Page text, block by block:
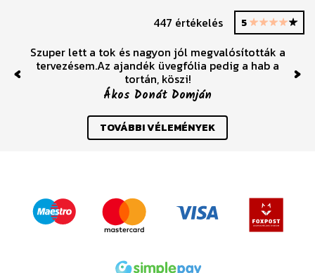
447 értékelés 5
Szuper lett a tok és nagyon jól megvalósították a
tervezésem.Az ajandék üvegfólia pedig a hab a
tortán, köszi!
Ákos Donát Domján
Previous
TOVÁBBI VÉLEMÉNYEK